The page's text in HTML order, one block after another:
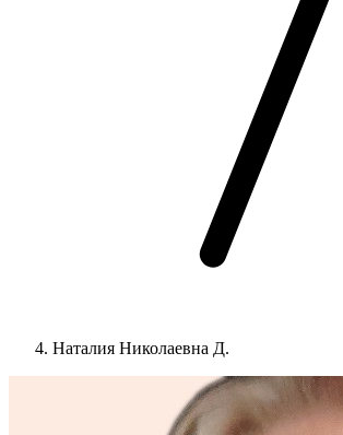
Наталия Николаевна Д.